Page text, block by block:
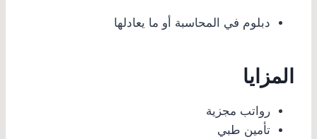
دبلوم في المحاسبة أو ما يعادلها
المزايا
رواتب مجزية
تأمين طبي